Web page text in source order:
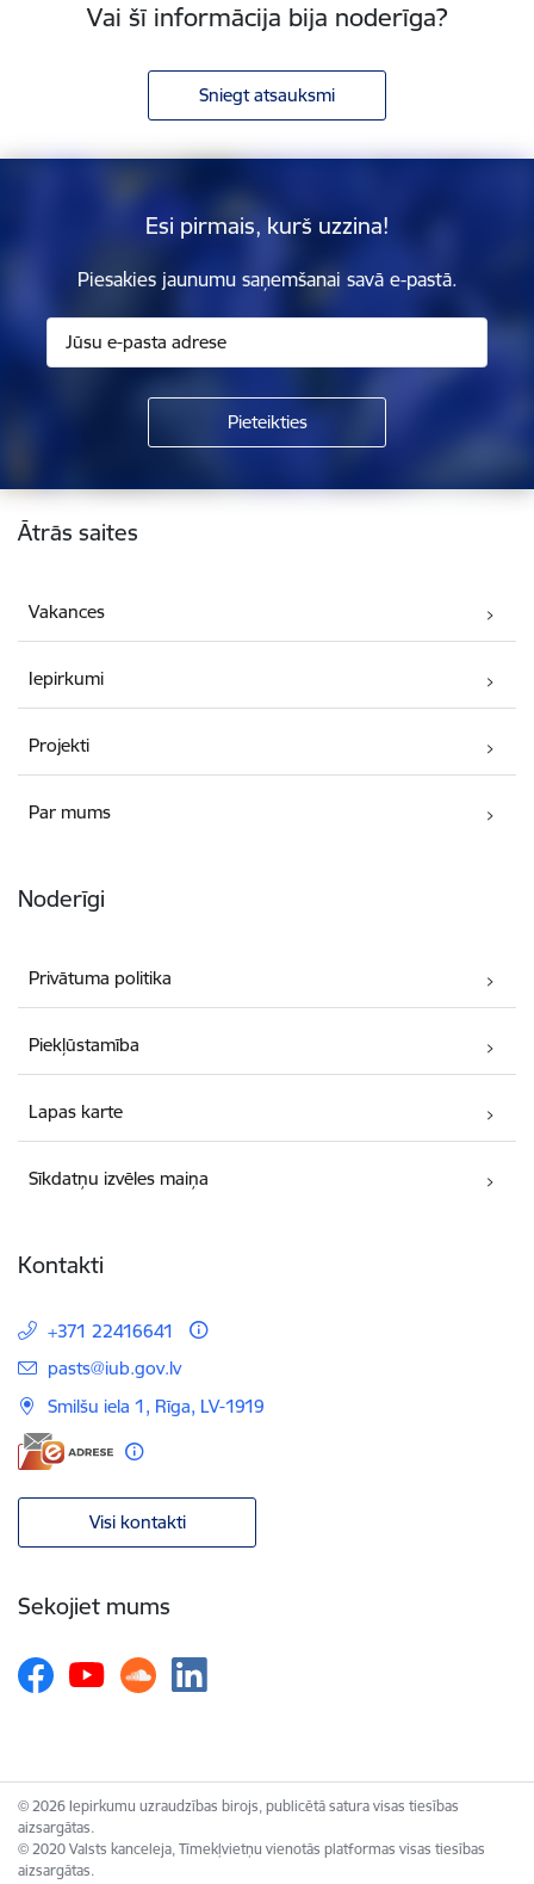
Vai šī informācija bija noderīga?
Sniegt atsauksmi
Esi pirmais, kurš uzzina!
Piesakies jaunumu saņemšanai savā e-pastā.
Kājene
Ātrās saites
Vakances
Iepirkumi
Projekti
Par mums
Noderīgi
Privātuma politika
Piekļūstamība
Lapas karte
Sīkdatņu izvēles maiņa
Kontakti
+371 22416641
E-pasts:
pasts@iub.gov.lv
Smilšu iela 1, Rīga, LV-1919
Visi kontakti
Sekojiet mums
© 2026 Iepirkumu uzraudzības birojs, publicētā satura visas tiesības
aizsargātas.
© 2020 Valsts kanceleja, Tīmekļvietņu vienotās platformas visas tiesības
aizsargātas.